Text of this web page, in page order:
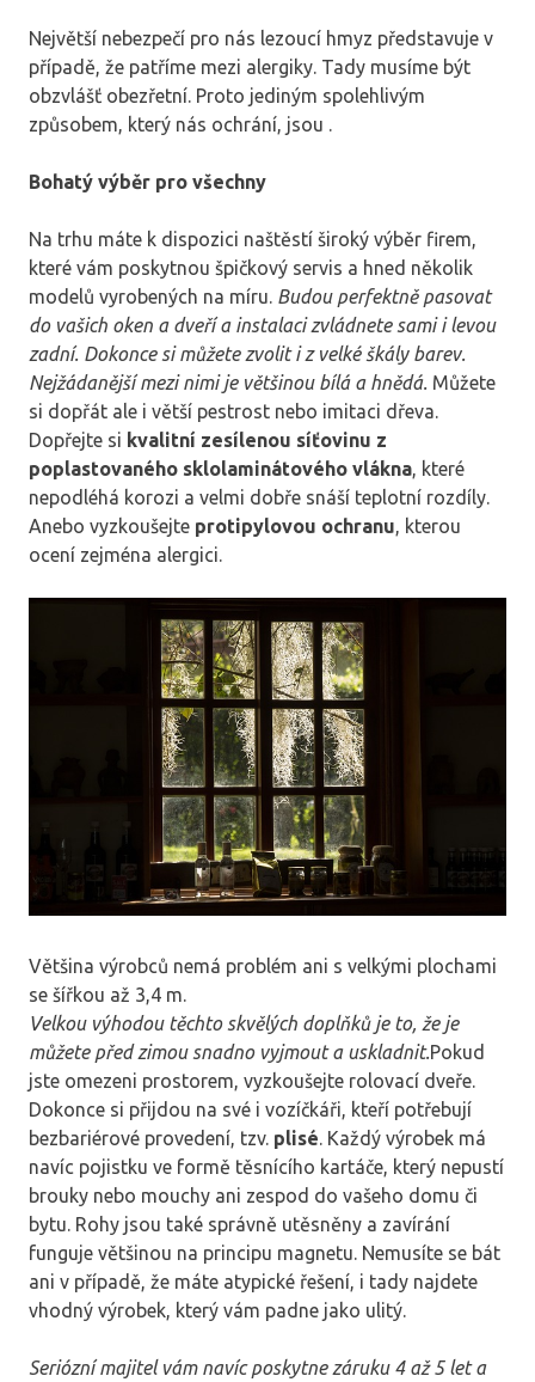
Největší nebezpečí pro nás lezoucí hmyz představuje v
případě, že patříme mezi alergiky. Tady musíme být
obzvlášť obezřetní. Proto jediným spolehlivým
způsobem, který nás ochrání, jsou .
Bohatý výběr pro všechny
Na trhu máte k dispozici naštěstí široký výběr firem,
které vám poskytnou špičkový servis a hned několik
modelů vyrobených na míru. Budou perfektně pasovat
do vašich oken a dveří a instalaci zvládnete sami i levou
zadní. Dokonce si můžete zvolit i z velké škály barev.
Nejžádanější mezi nimi je většinou bílá a hnědá. Můžete
si dopřát ale i větší pestrost nebo imitaci dřeva.
Dopřejte si kvalitní zesílenou síťovinu z
poplastovaného sklolaminátového vlákna, které
nepodléhá korozi a velmi dobře snáší teplotní rozdíly.
Anebo vyzkoušejte protipylovou ochranu, kterou
ocení zejména alergici.
Většina výrobců nemá problém ani s velkými plochami
se šířkou až 3,4 m.
Velkou výhodou těchto skvělých doplňků je to, že je
můžete před zimou snadno vyjmout a uskladnit.Pokud
jste omezeni prostorem, vyzkoušejte rolovací dveře.
Dokonce si přijdou na své i vozíčkáři, kteří potřebují
bezbariérové provedení, tzv. plisé. Každý výrobek má
navíc pojistku ve formě těsnícího kartáče, který nepustí
brouky nebo mouchy ani zespod do vašeho domu či
bytu. Rohy jsou také správně utěsněny a zavírání
funguje většinou na principu magnetu. Nemusíte se bát
ani v případě, že máte atypické řešení, i tady najdete
vhodný výrobek, který vám padne jako ulitý.
Seriózní majitel vám navíc poskytne záruku 4 až 5 let a